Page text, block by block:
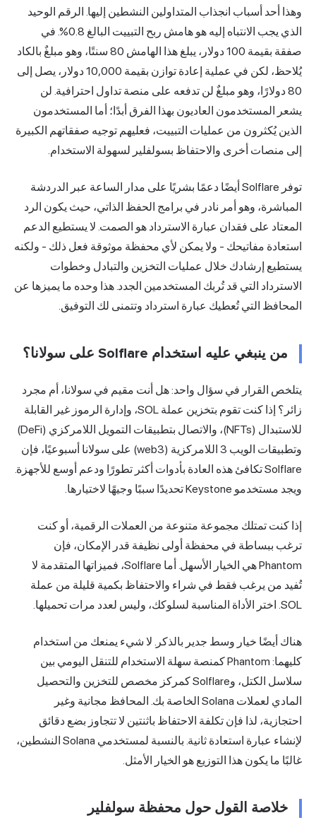
وهذا أحد أسباب انجذاب المتداولين النشطين إليها. الرقم الوحيد
الذي يجب الانتباه إليه هو هامش ربح التبييت البالغ 0.8%. في
صفقة بقيمة 100 دولار، يبلغ هذا الهامش 80 سنتًا، وهو مبلغٌ بالكاد
يُلاحظ، لكن في عملية إعادة توازن بقيمة 10,000 دولار، يصل إلى
80 دولارًا، وهو مبلغٌ لن تدفعه على منصة تداول احترافية. لن
يشعر المستخدمون العاديون بهذا الفرق أبدًا؛ أما المستخدمون
الذين يُكثرون من عمليات التبييت، فعليهم توجيه صفقاتهم الكبيرة
إلى منصات أخرى والاحتفاظ بسولفلير لسهولة الاستخدام.
توفر Solflare أيضًا دعمًا بشريًا على مدار الساعة عبر الدردشة
المباشرة، وهو أمر نادر في برامج الحفظ الذاتي، حيث يكون الرد
المعتاد على فقدان عبارة الاسترداد هو الصمت. لا يستطيع الدعم
استعادة مفاتيحك - ولا يمكن لأي محفظة موثوقة فعل ذلك - ولكنه
يستطيع إرشادك خلال عمليات التخزين والتبادل وخطوات
الاسترداد التي قد تُربك المستخدمين الجدد. هذا وحده ما يميزها عن
المحافظ التي تُعطيك عبارة استرداد وتتمنى لك التوفيق.
من ينبغي عليه استخدام Solflare على سولانا؟
يتلخص القرار في سؤال واحد: هل أنت مقيم في سولانا، أم مجرد
زائر؟ إذا كنت تقوم بتخزين عملة SOL، وإدارة الرموز غير القابلة
للاستبدال (NFTs)، والاتصال بتطبيقات التمويل اللامركزي (DeFi)
وتطبيقات الويب 3 اللامركزية (web3) على سولانا أسبوعيًا، فإن
Solflare تكافئ هذه العادة بأدوات أكثر تطورًا ودعم أوسع للأجهزة.
ويجد مستخدمو Keystone تحديدًا سببًا وجيهًا لاختيارها.
إذا كنت تمتلك مجموعة متنوعة من العملات الرقمية، أو كنت
ترغب ببساطة في محفظة أولى نظيفة قدر الإمكان، فإن
Phantom هي الخيار الأسهل. أما Solflare، فميزاتها المتقدمة لا
تُفيد من يرغب فقط في شراء والاحتفاظ بكمية قليلة من عملة
SOL. اختر الأداة المناسبة لسلوكك، وليس لعدد مرات تحميلها.
هناك أيضًا خيار وسط جدير بالذكر. لا شيء يمنعك من استخدام
كليهما: Phantom كمنصة سهلة الاستخدام للتنقل اليومي بين
سلاسل الكتل، وSolflare كمركز مخصص للتخزين والتحصيل
المادي لعملات Solana الخاصة بك. المحافظ مجانية وغير
احتجازية، لذا فإن تكلفة الاحتفاظ باثنتين لا تتجاوز بضع دقائق
لإنشاء عبارة استعادة ثانية. بالنسبة لمستخدمي Solana النشطين،
غالبًا ما يكون هذا التوزيع هو الخيار الأمثل.
خلاصة القول حول محفظة سولفلير